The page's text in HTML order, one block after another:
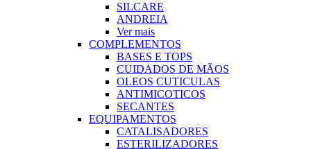
SILCARE
ANDREIA
Ver mais
COMPLEMENTOS
BASES E TOPS
CUIDADOS DE MÃOS
OLEOS CUTICULAS
ANTIMICOTICOS
SECANTES
EQUIPAMENTOS
CATALISADORES
ESTERILIZADORES